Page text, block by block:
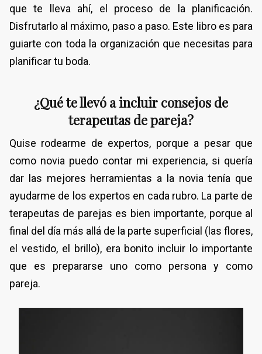
que te lleva ahí, el proceso de la planificación.
Disfrutarlo al máximo, paso a paso. Este libro es para
guiarte con toda la organización que necesitas para
planificar tu boda.
¿Qué te llevó a incluir consejos de
terapeutas de pareja?
Quise rodearme de expertos, porque a pesar que
como novia puedo contar mi experiencia, si quería
dar las mejores herramientas a la novia tenía que
ayudarme de los expertos en cada rubro. La parte de
terapeutas de parejas es bien importante, porque al
final del día más allá de la parte superficial (las flores,
el vestido, el brillo), era bonito incluir lo importante
que es prepararse uno como persona y como
pareja.